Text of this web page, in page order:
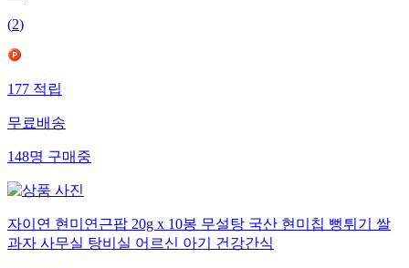
(2)
177적립
무료배송
148명구매중
자이연 현미연근팝 20g x 10봉 무설탕 국산 현미칩 뻥튀기 쌀
과자 사무실 탕비실 어르신 아기 건강간식